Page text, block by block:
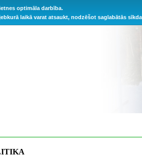
optimāla darbība.
laikā varat atsaukt, nodzēšot saglabātās